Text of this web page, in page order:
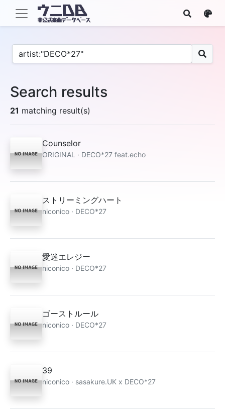
Search results
21 matching result(s)
Counselor
ORIGINAL · DECO*27 feat.echo
ストリーミングハート
niconico · DECO*27
愛迷エレジー
niconico · DECO*27
ゴーストルール
niconico · DECO*27
39
niconico · sasakure.UK x DECO*27